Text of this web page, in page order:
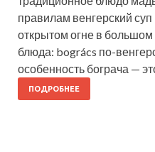
правилам венгерский суп
открытом огне в большом
блюда: bogrács по-
особенность бограча —
ПОДРОБНЕЕ